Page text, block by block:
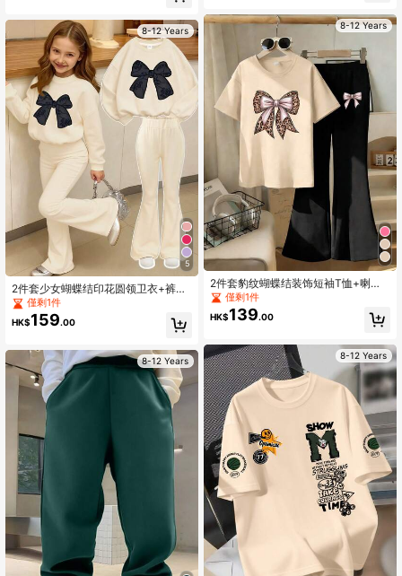
8-12 Years
5
2件套少女蝴蝶结印花圆领卫衣+裤子
套装，新款时尚休闲装，适合旅行
僅剩1件
HK$159.00
8-12 Years
8-12 Years
2件套豹纹蝴蝶结装饰短袖T恤+喇叭
裤套装，适合少女，春夏款
僅剩1件
HK$139.00
8-12 Years